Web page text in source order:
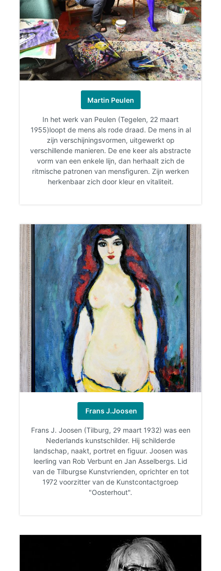
Martin Peulen
In het werk van Peulen (Tegelen, 22 maart
1955)loopt de mens als rode draad. De mens in al
zijn verschijningsvormen, uitgewerkt op
verschillende manieren. De ene keer als abstracte
vorm van een enkele lijn, dan herhaalt zich de
ritmische patronen van mensfiguren. Zijn werken
herkenbaar zich door kleur en vitaliteit.
Frans J.Joosen
Frans J. Joosen (Tilburg, 29 maart 1932) was een
Nederlands kunstschilder. Hij schilderde
landschap, naakt, portret en figuur. Joosen was
leerling van Rob Verbunt en Jan Asselbergs. Lid
van de Tilburgse Kunstvrienden, oprichter en tot
1972 voorzitter van de Kunstcontactgroep
"Oosterhout".